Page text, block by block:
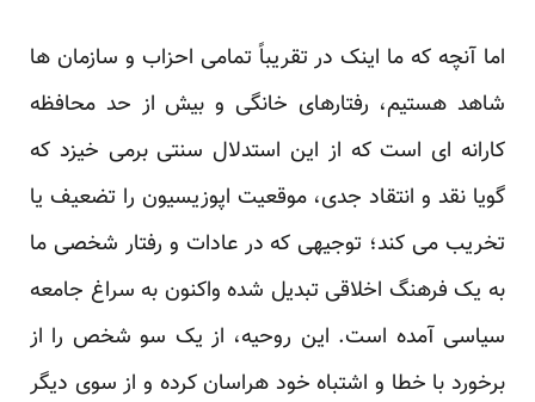
اما آنچه که ما اینک در تقریباً تمامی احزاب و سازمان ها
شاهد هستیم، رفتارهای خانگی و بیش از حد محافظه
کارانه ای است که از این استدلال سنتی برمی خیزد که
گویا نقد و انتقاد جدی، موقعیت اپوزیسیون را تضعیف یا
تخریب می کند؛ توجیهی که در عادات و رفتار شخصی ما
به یک فرهنگ اخلاقی تبدیل شده واکنون به سراغ جامعه
سیاسی آمده است. این روحیه، از یک سو شخص را از
برخورد با خطا و اشتباه خود هراسان کرده و از سوی دیگر